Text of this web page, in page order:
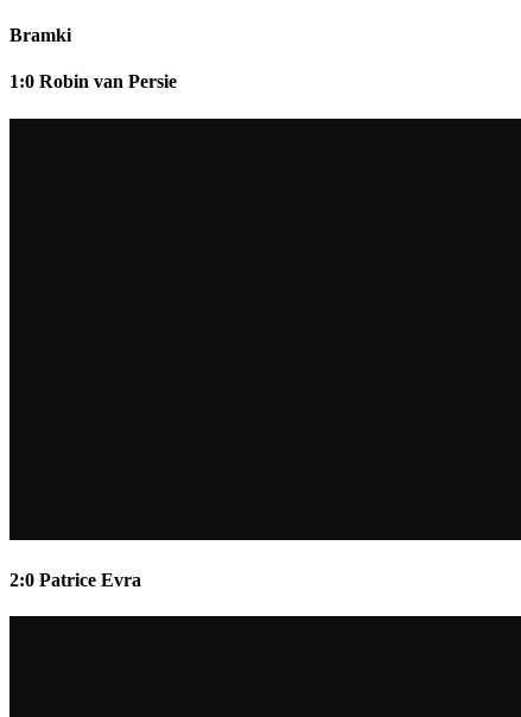
Bramki
1:0 Robin van Persie
2:0 Patrice Evra